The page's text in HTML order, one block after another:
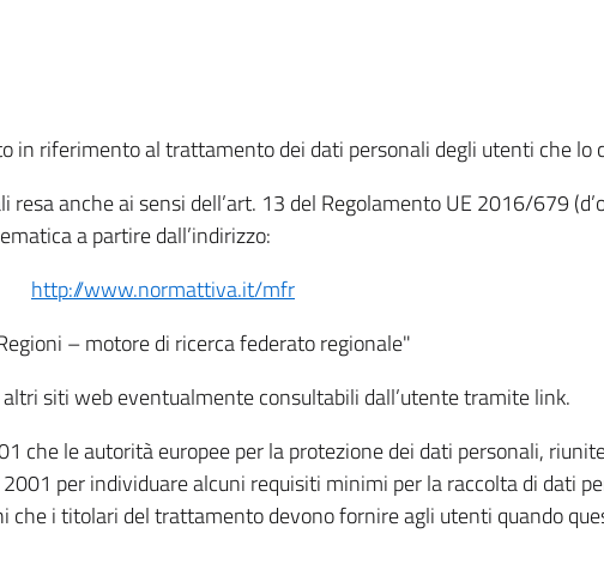
in riferimento al trattamento dei dati personali degli utenti che lo
anche ai sensi dell’art. 13 del Regolamento UE 2016/679
a partire dall’indirizzo:
http://www.normattiva.it/mfr
– motore di ricerca federato regionale"
siti web eventualmente consultabili dall’utente tramite link.
che le autorità europee per la protezione dei dati personali,
per individuare alcuni requisiti minimi per la raccolta di dati
i titolari del trattamento devono fornire agli utenti quando